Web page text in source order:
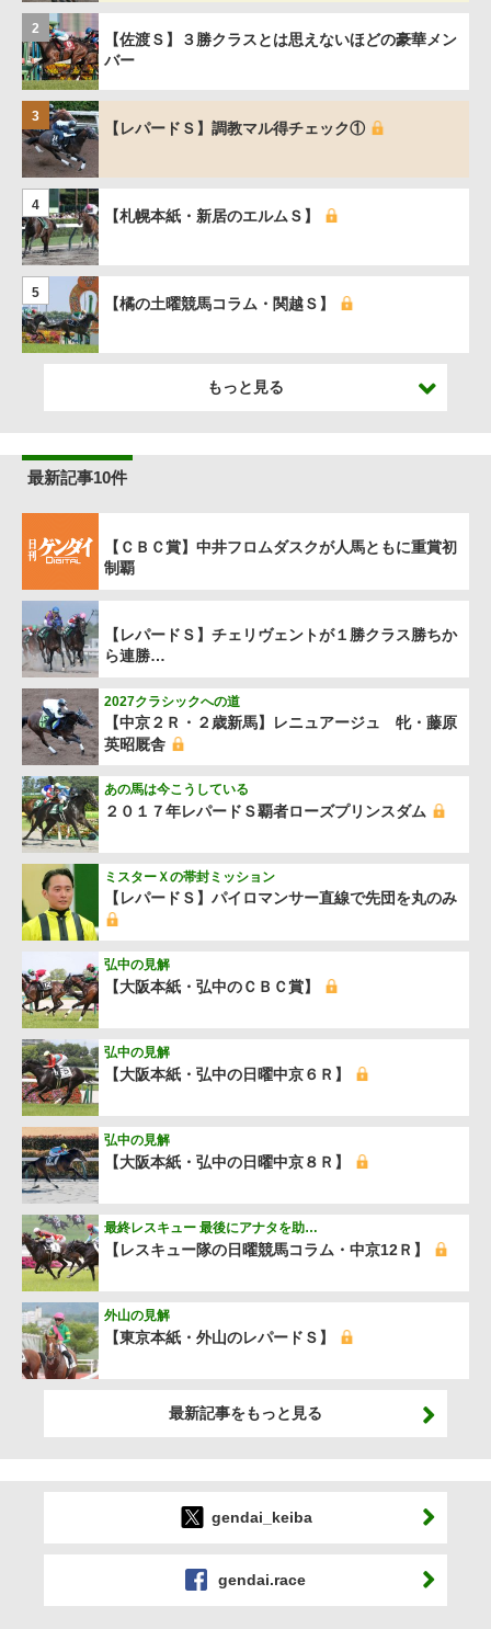
2
【佐渡Ｓ】３勝クラスとは思えないほどの豪華メン
バー
3
【レパードＳ】調教マル得チェック①
4
【札幌本紙・新居のエルムＳ】
5
【橘の土曜競馬コラム・関越Ｓ】
もっと見る
最新記事10件
【ＣＢＣ賞】中井フロムダスクが人馬ともに重賞初
制覇
【レパードＳ】チェリヴェントが１勝クラス勝ちか
ら連勝…
【中京２Ｒ・２歳新馬】レニュアージュ 牝・藤原
英昭厩舎
2027クラシックへの道
２０１７年レパードＳ覇者ローズプリンスダム
あの馬は今こうしている
【レパードＳ】パイロマンサー直線で先団を丸のみ
ミスターＸの帯封ミッション
【大阪本紙・弘中のＣＢＣ賞】
弘中の見解
【大阪本紙・弘中の日曜中京６Ｒ】
弘中の見解
【大阪本紙・弘中の日曜中京８Ｒ】
弘中の見解
【レスキュー隊の日曜競馬コラム・中京12Ｒ】
最終レスキュー 最後にアナタを助…
【東京本紙・外山のレパードＳ】
外山の見解
最新記事をもっと見る
gendai_keiba
gendai.race